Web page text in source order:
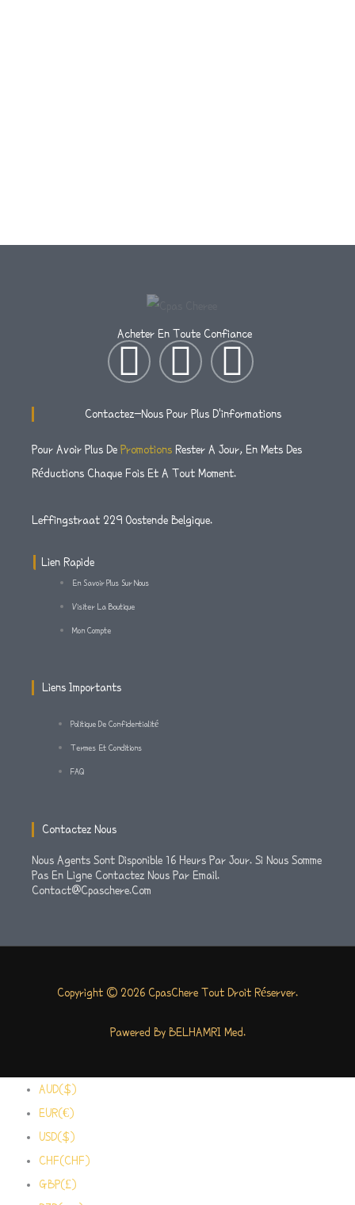
Acheter En Toute Confiance
I
N
S
T
A
R
T
W
I
T
T
F
A
C
E
Contactez-Nous Pour Plus D'informations
Pour Avoir Plus De Promotions Rester A Jour, En Mets Des
Réductions Chaque Fois Et A Tout Moment.
Leffingstraat 229 Oostende Belgique.
Lien Rapide
En Savoir Plus Sur Nous
Visiter La Boutique
Mon Compte
Liens Importants
Politique De Confidentialité
Termes Et Conditions
FAQ
Contactez Nous
Nous Agents Sont Disponible 16 Heurs Par Jour. Si Nous Somme
Pas En Ligne Contactez Nous Par Email.
Contact@cpaschere.com
Copyright © 2026 CpasChere Tout Droit Réserver.
Pawered By BELHAMRI Med.
AUD($)
EUR(€)
USD($)
CHF(CHF)
GBP(£)